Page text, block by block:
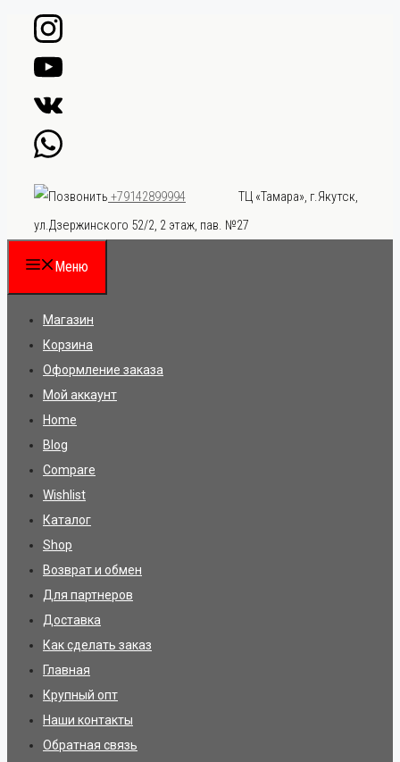
Перейти
содержимому
+79142899994
ТЦ «Тамара», г.Якутск,
ул.Дзержинского 52/2, 2 этаж, пав. №27
Меню
Магазин
Корзина
Оформление заказа
Мой аккаунт
Home
Blog
Compare
Wishlist
Каталог
Shop
Возврат и обмен
Для партнеров
Доставка
Как сделать заказ
Главная
Крупный опт
Наши контакты
Обратная связь